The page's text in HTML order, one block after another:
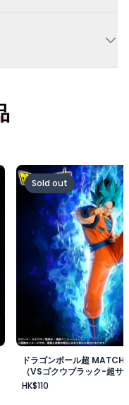
ゴクウブラック-超サ
ドラゴンボール超
Sold out
ドラゴンボール超 MATCH
（VSゴクウブラック-超
HK$110